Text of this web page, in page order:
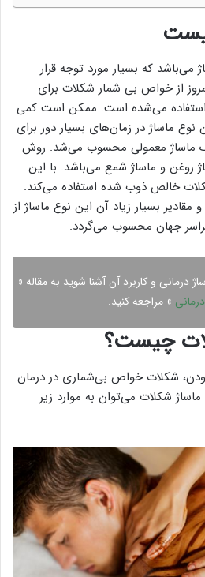
می‌باشد که بسیار مورد توجه قرار
از خواص بی شمار شکلات برای
استفاده می‌شده است. ممکن است کمی
ماساژ در زمان‌های بسیار دور برای
یک ماساژ معمولی محسوب می‌شد. روش
روغن و ماساژ شمع می‌باشد. با این
خالص ذوب شده استفاده می‌کند.
بسیار زیاد آن این نوع ماساژ از
جهان محسوب می‌گردد.
درمانی و کاربرد آن آشنا شوید به مقاله «
» مراجعه کنید.
چیست؟
شکلات خواص بی‌شماری در درمان
شکلات می‌توان به موارد زیر